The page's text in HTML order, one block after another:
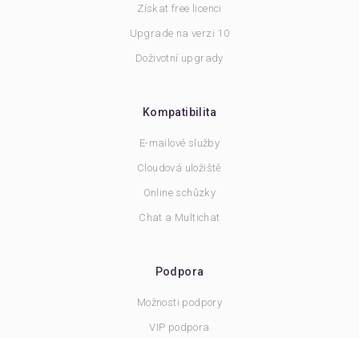
Získat free licenci
Upgrade na verzi 10
Doživotní upgrady
Kompatibilita
E-mailové služby
Cloudová uložiště
Online schůzky
Chat a Multichat
Podpora
Možnosti podpory
VIP podpora